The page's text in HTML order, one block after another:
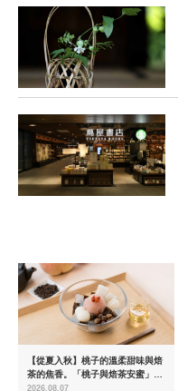
【從夏入秋】桃子的溫柔甜味與焙
茶的焦香。「桃子與焙茶安蜜」將
於8月中旬起限時販售
2026.08.07